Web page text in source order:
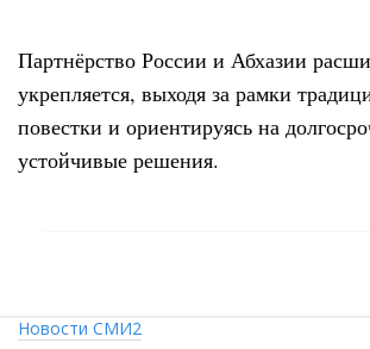
Партнёрство России и Абхазии
укрепляется, выходя за рамки
повестки и ориентируясь на
устойчивые решения.
Новости СМИ2